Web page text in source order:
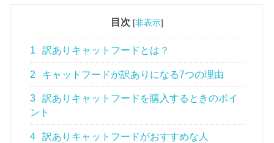
目次 [非表示]
1 訳ありキャットフードとは？
2 キャットフードが訳ありになる7つの理由
3
訳ありキャットフードを購入するときのポイ
ント
4 訳ありキャットフードがおすすめな人